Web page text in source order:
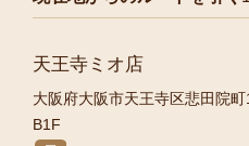
天王寺ミオ店
大阪府大阪市天王寺区悲田院
B1F